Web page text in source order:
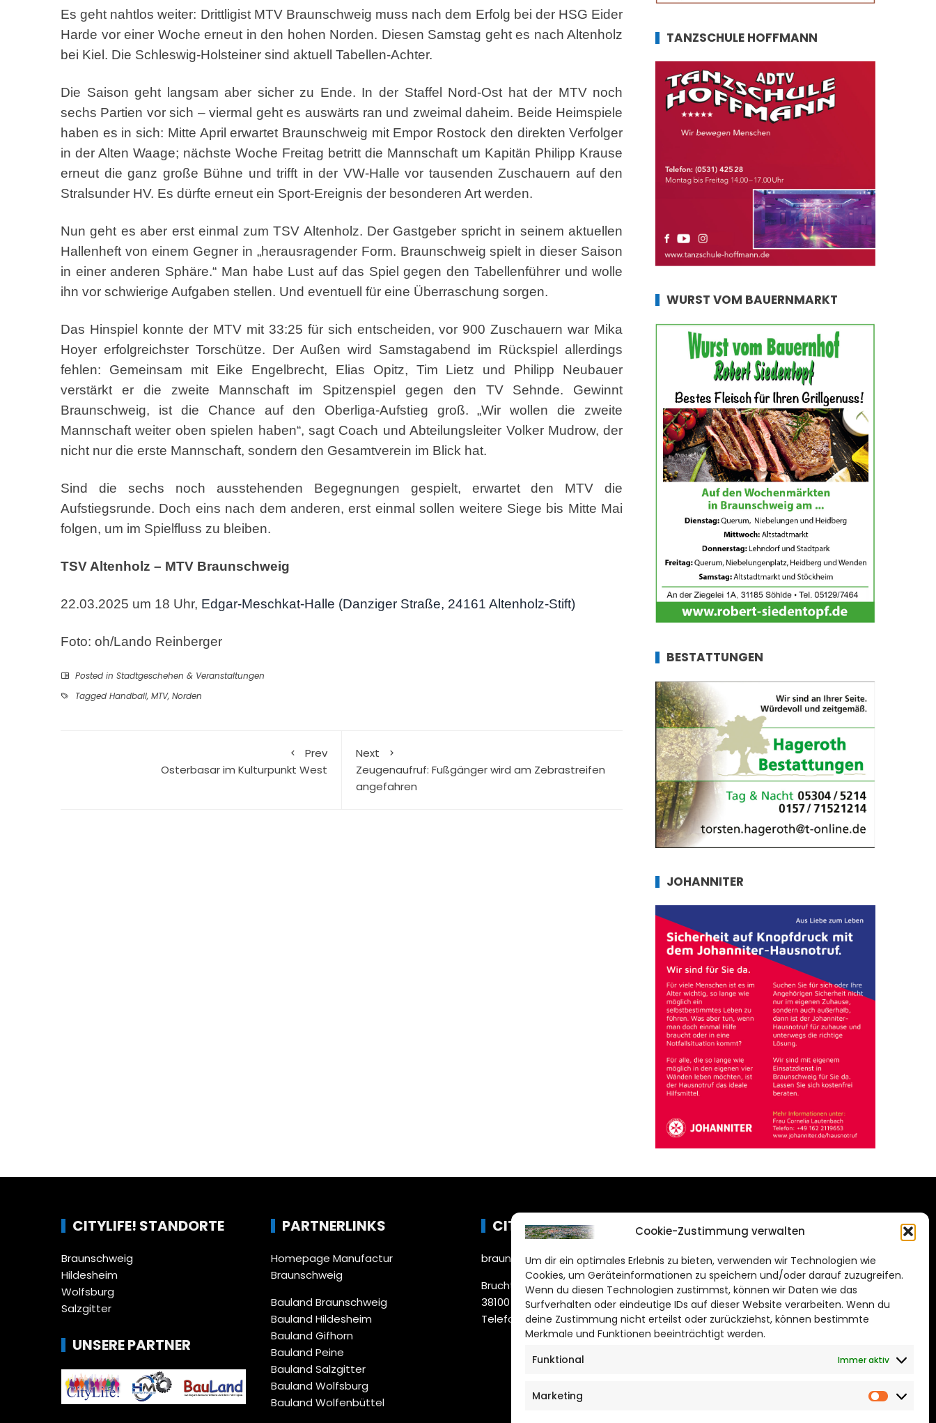
Cookie-Zustimmung verwalten
Um dir ein optimales Erlebnis zu bieten, verwenden wir Technologien wie
Cookies, um Geräteinformationen zu speichern und/oder darauf zuzugreifen.
Wenn du diesen Technologien zustimmst, können wir Daten wie das
Surfverhalten oder eindeutige IDs auf dieser Website verarbeiten. Wenn du
deine Zustimmung nicht erteilst oder zurückziehst, können bestimmte
Merkmale und Funktionen beeinträchtigt werden.
Funktional
Immer aktiv
Marketing
Es geht nahtlos weiter: Drittligist MTV Braunschweig muss nach dem Erfolg bei der HSG Eider
Harde vor einer Woche erneut in den hohen Norden. Diesen Samstag geht es nach Altenholz
bei Kiel. Die Schleswig-Holsteiner sind aktuell Tabellen-Achter.
Die Saison geht langsam aber sicher zu Ende. In der Staffel Nord-Ost hat der MTV noch
sechs Partien vor sich – viermal geht es auswärts ran und zweimal daheim. Beide Heimspiele
haben es in sich: Mitte April erwartet Braunschweig mit Empor Rostock den direkten Verfolger
in der Alten Waage; nächste Woche Freitag betritt die Mannschaft um Kapitän Philipp Krause
erneut die ganz große Bühne und trifft in der VW-Halle vor tausenden Zuschauern auf den
Stralsunder HV. Es dürfte erneut ein Sport-Ereignis der besonderen Art werden.
Nun geht es aber erst einmal zum TSV Altenholz. Der Gastgeber spricht in seinem aktuellen
Hallenheft von einem Gegner in „herausragender Form. Braunschweig spielt in dieser Saison
in einer anderen Sphäre.“ Man habe Lust auf das Spiel gegen den Tabellenführer und wolle
ihn vor schwierige Aufgaben stellen. Und eventuell für eine Überraschung sorgen.
Das Hinspiel konnte der MTV mit 33:25 für sich entscheiden, vor 900 Zuschauern war Mika
Hoyer erfolgreichster Torschütze. Der Außen wird Samstagabend im Rückspiel allerdings
fehlen: Gemeinsam mit Eike Engelbrecht, Elias Opitz, Tim Lietz und Philipp Neubauer
verstärkt er die zweite Mannschaft im Spitzenspiel gegen den TV Sehnde. Gewinnt
Braunschweig, ist die Chance auf den Oberliga-Aufstieg groß. „Wir wollen die zweite
Mannschaft weiter oben spielen haben“, sagt Coach und Abteilungsleiter Volker Mudrow, der
nicht nur die erste Mannschaft, sondern den Gesamtverein im Blick hat.
Sind die sechs noch ausstehenden Begegnungen gespielt, erwartet den MTV die
Aufstiegsrunde. Doch eins nach dem anderen, erst einmal sollen weitere Siege bis Mitte Mai
folgen, um im Spielfluss zu bleiben.
TSV Altenholz – MTV Braunschweig
22.03.2025 um 18 Uhr, Edgar-Meschkat-Halle (Danziger Straße, 24161 Altenholz-Stift)
Foto: oh/Lando Reinberger
Posted in Stadtgeschehen & Veranstaltungen
Tagged Handball, MTV, Norden
Prev
Osterbasar im Kulturpunkt West
Next
Zeugenaufruf: Fußgänger wird am Zebrastreifen
angefahren
TANZSCHULE HOFFMANN
WURST VOM BAUERNMARKT
BESTATTUNGEN
JOHANNITER
CITYLIFE! STANDORTE
Braunschweig
Hildesheim
Wolfsburg
Salzgitter
UNSERE PARTNER
PARTNERLINKS
Homepage Manufactur
Braunschweig
Bauland Braunschweig
Bauland Hildesheim
Bauland Gifhorn
Bauland Peine
Bauland Salzgitter
Bauland Wolfsburg
Bauland Wolfenbüttel
CITYLIFE!
braunschweig@citylifemedien.de
Bruchtorwall 12
38100 Braunschweig
Telefon: 0531 387220 – 65
DAS STADTMAGAZIN
FÜR BRAUNSCHWEIG
Impressum
Datenschutzerklärung
Cookie Richtlinie
CITYLIFE! BEI FACEBOOK